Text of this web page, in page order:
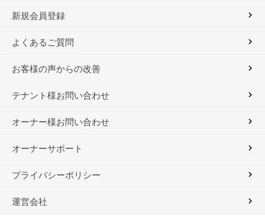
新規会員登録
よくあるご質問
お客様の声からの改善
テナント様お問い合わせ
オーナー様お問い合わせ
オーナーサポート
プライバシーポリシー
運営会社